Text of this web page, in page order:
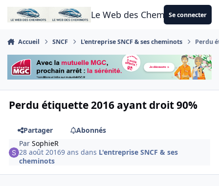
Aller au contenu
Le Web des CheminotsSe connecter
Accueil SNCF L'entreprise SNCF & ses cheminots Perdu
Perdu étiquette 2016 ayant droit 90%
Partager
Abonnés
ParSophieR
28 août 20169 ans dans L'entreprise SNCF & ses
cheminots